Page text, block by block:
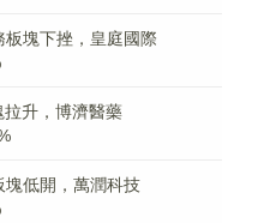
板塊下挫，皇庭國際
拉升，博濟醫藥
塊低開，萬潤科技